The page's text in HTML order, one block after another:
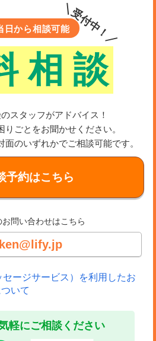
日から相談可能
相 談
＼受付中！／
スタッフがアドバイス！
りごとをお聞かせください。
のいずれかでご相談可能です。
予約はこちら
お問い合わせはこちら
ージサービス）を利用したお
いて
軽にご相談ください